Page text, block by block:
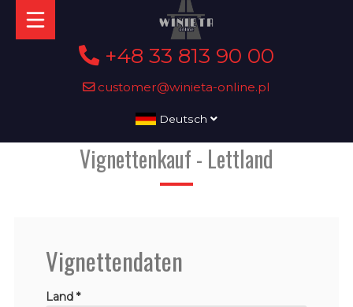
+48 33 813 90 00
customer@winieta-online.pl
Deutsch
Vignettenkauf - Lettland
Vignettendaten
Land *